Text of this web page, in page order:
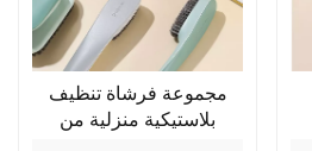
مجموعة فرشاة تنظيف
بلاستيكية منزلية من